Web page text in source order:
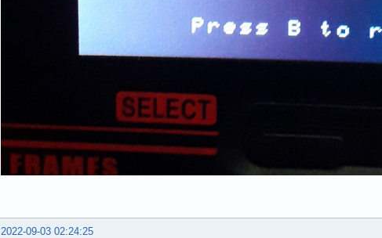
2022-09-03 02:24:25